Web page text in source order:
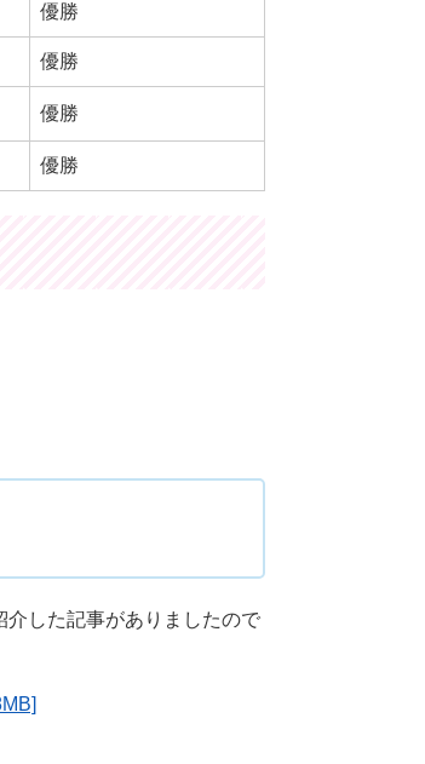
優勝
優勝
優勝
優勝
した記事がありましたので